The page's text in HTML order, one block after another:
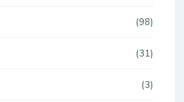
(98)
(31)
(3)